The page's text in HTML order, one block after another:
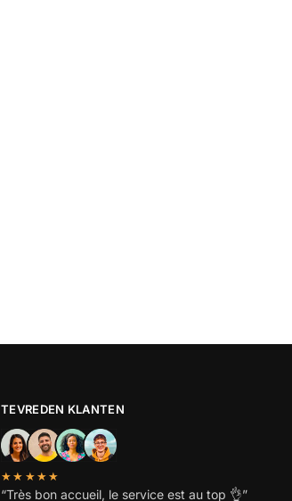
TEVREDEN KLANTEN
★★★★★
“Très bon accueil, le service est au top 👌”